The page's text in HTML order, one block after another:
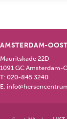
AMSTERDAM-
Mauritskade 22D
1091 GC Amsterdam-
T:020-845 3240
E: